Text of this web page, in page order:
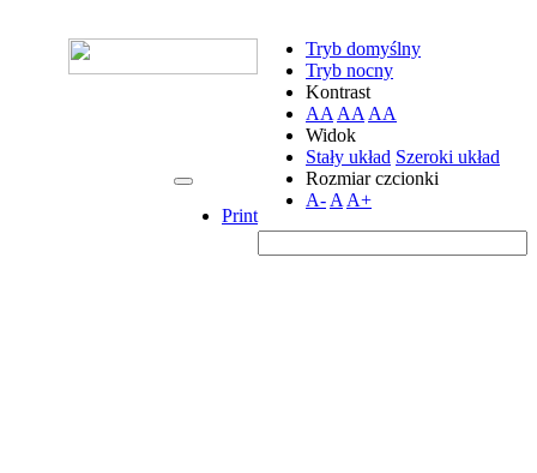
Tryb domyślny
Tryb nocny
Kontrast
AA AA AA
Widok
Stały układ Szeroki układ
Rozmiar czcionki
A- A A+
Print